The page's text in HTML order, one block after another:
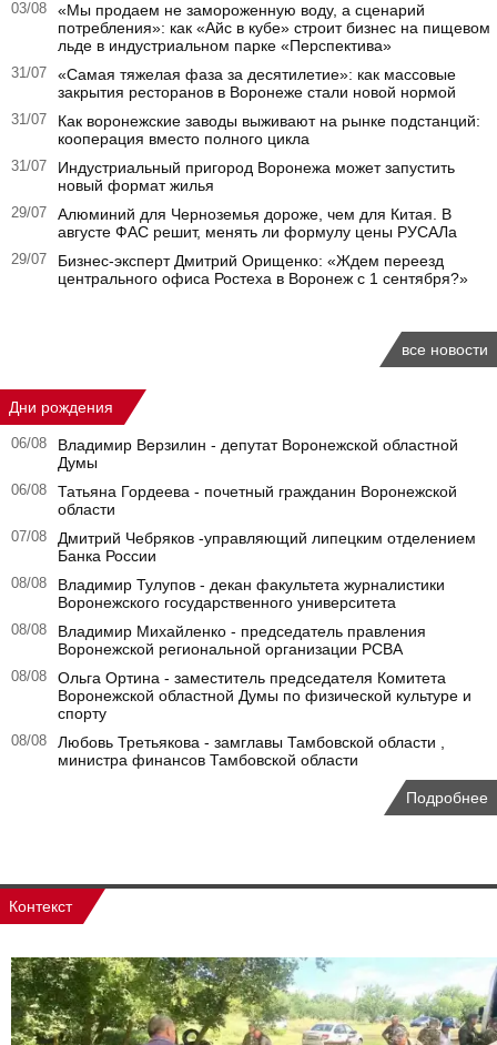
03/08
«Мы продаем не замороженную воду, а сценарий
потребления»: как «Айс в кубе» строит бизнес на пищевом
льде в индустриальном парке «Перспектива»
31/07
«Самая тяжелая фаза за десятилетие»: как массовые
закрытия ресторанов в Воронеже стали новой нормой
31/07
Как воронежские заводы выживают на рынке подстанций:
кооперация вместо полного цикла
31/07
Индустриальный пригород Воронежа может запустить
новый формат жилья
29/07
Алюминий для Черноземья дороже, чем для Китая. В
августе ФАС решит, менять ли формулу цены РУСАЛа
29/07
Бизнес-эксперт Дмитрий Орищенко: «Ждем переезд
центрального офиса Ростеха в Воронеж с 1 сентября?»
все новости
Дни рождения
06/08
Владимир Верзилин - депутат Воронежской областной
Думы
06/08
Татьяна Гордеева - почетный гражданин Воронежской
области
07/08
Дмитрий Чебряков -управляющий липецким отделением
Банка России
08/08
Владимир Тулупов - декан факультета журналистики
Воронежского государственного университета
08/08
Владимир Михайленко - председатель правления
Воронежской региональной организации РСВА
08/08
Ольга Ортина - заместитель председателя Комитета
Воронежской областной Думы по физической культуре и
спорту
08/08
Любовь Третьякова - замглавы Тамбовской области ,
министра финансов Тамбовской области
Подробнее
Контекст